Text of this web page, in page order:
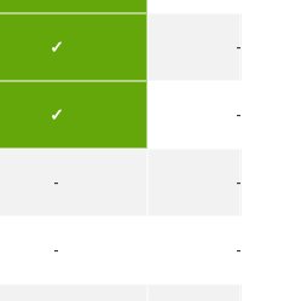
✓ -
✓ -
- -
- -